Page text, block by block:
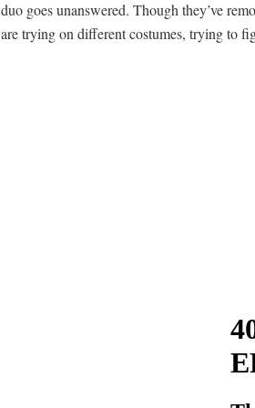
duo goes unanswered. Though they’ve
are trying on different costumes, trying to